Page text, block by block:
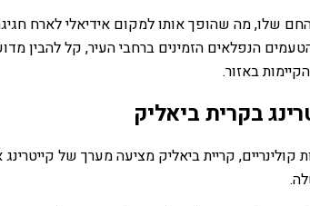
שלו, מה שהופך אותו למקום אידיאלי לארח
הנפלאים הזמינים ברחבי העיר, קל להבין
באזור.
בקרית ביאליק
קולינריים, קריית ביאליק מציעה מערך של